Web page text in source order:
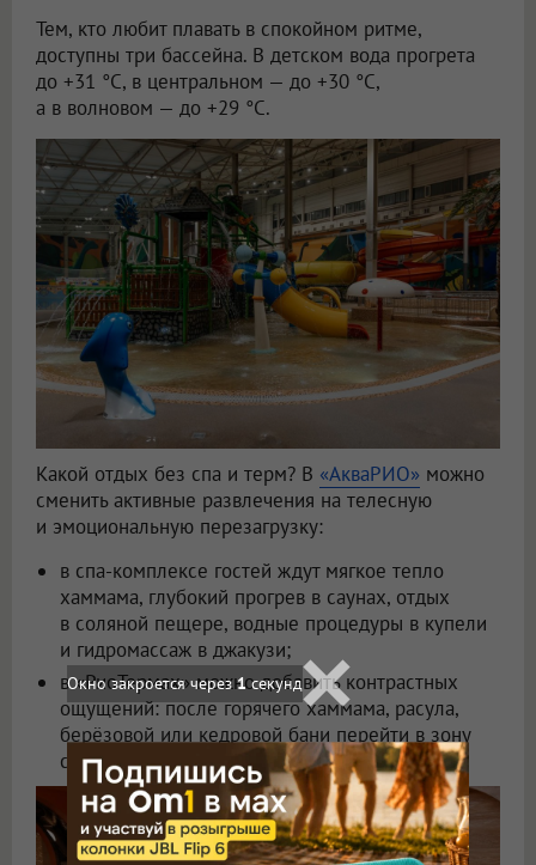
Тем, кто любит плавать в спокойном ритме,
доступны три бассейна. В детском вода прогрета
до +31 °C, в центральном — до +30 °C,
а в волновом — до +29 °C.
Какой отдых без спа и терм? В «АкваРИО» можно
сменить активные развлечения на телесную
и эмоциональную перезагрузку:
в спа-комплексе гостей ждут мягкое тепло
хаммама, глубокий прогрев в саунах, отдых
в соляной пещере, водные процедуры в купели
и гидромассаж в джакузи;
в «РиоТермах» можно добавить контрастных
ощущений: после горячего хаммама, расула,
берёзовой или кедровой бани перейти в зону
со снегогенератором и обливными вёдрами.